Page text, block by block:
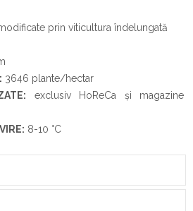
prin viticultura îndelungată
3646 plante/hectar
exclusiv HoReCa și magazine
8-10 °C